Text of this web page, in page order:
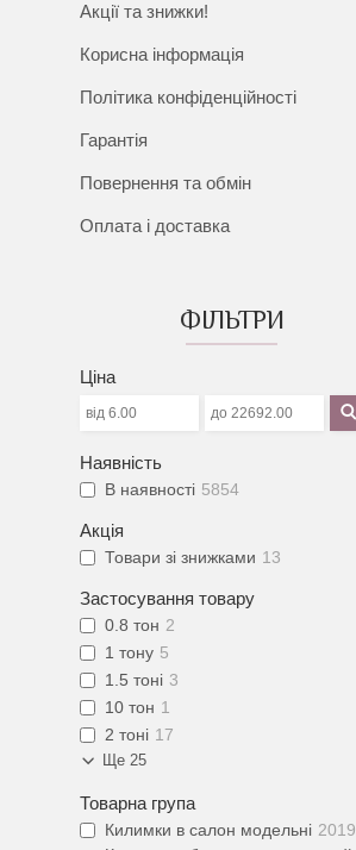
Акції та знижки!
Корисна інформація
Політика конфіденційності
Гарантія
Повернення та обмін
Оплата і доставка
ФІЛЬТРИ
Ціна
Наявність
В наявності 5854
Акція
Товари зі знижками 13
Застосування товару
0.8 тон 2
1 тону 5
1.5 тоні 3
10 тон 1
2 тоні 17
Ще 25
Товарна група
Килимки в салон модельні 2019